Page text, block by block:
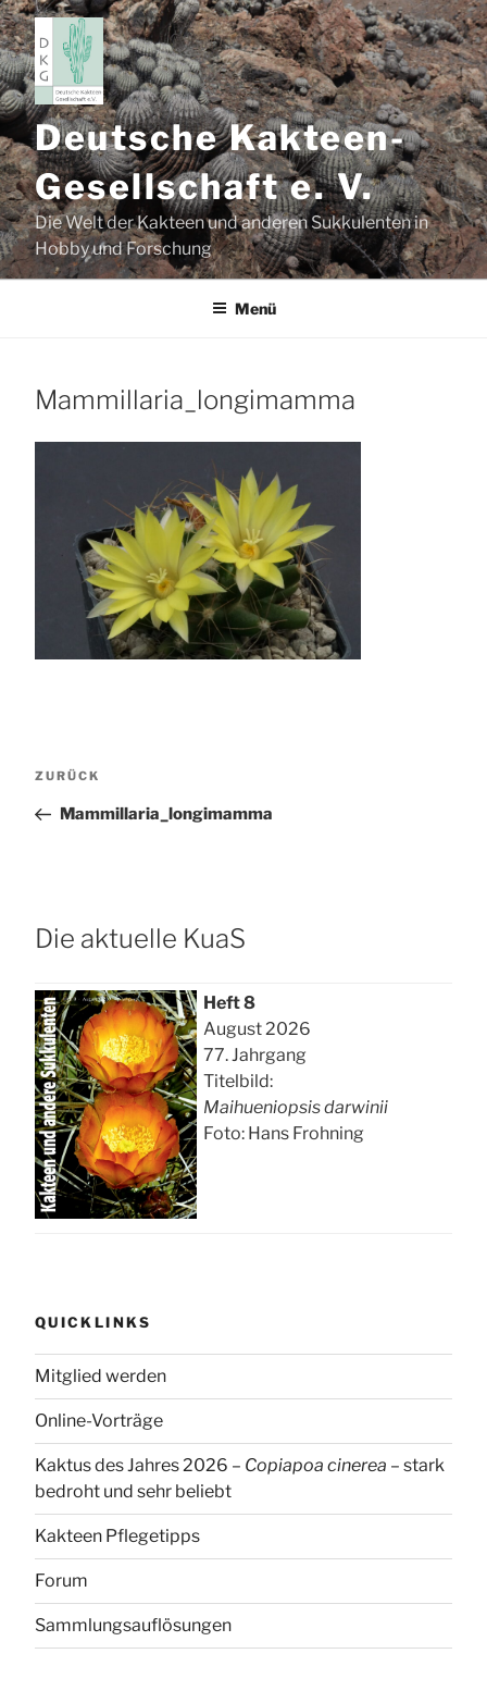
Zum
Inhalt
springen
Deutsche Kakteen-
Gesellschaft e. V.
Die Welt der Kakteen und anderen Sukkulenten in
Hobby und Forschung
Menü
Mammillaria_longimamma
Vorheriger
ZURÜCK
Mammillaria_longimamma
Die aktuelle KuaS
Heft 8
August 2026
77. Jahrgang
Titelbild:
Maihueniopsis darwinii
Foto: Hans Frohning
QUICKLINKS
Mitglied werden
Online-Vorträge
Kaktus des Jahres 2026 – Copiapoa cinerea – stark
bedroht und sehr beliebt
Kakteen Pflegetipps
Forum
Sammlungsauflösungen